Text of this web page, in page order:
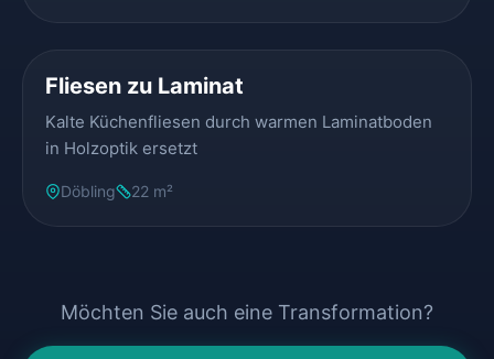
Fliesen zu Laminat
Kalte Küchenfliesen durch warmen Laminatboden
in Holzoptik ersetzt
Döbling 22 m²
Möchten Sie auch eine Transformation?